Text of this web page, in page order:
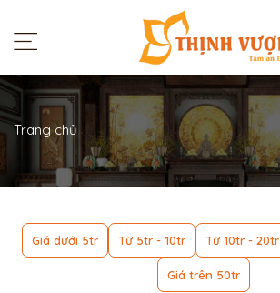
Trang chủ
Giá dưới 5tr Từ 5tr - 10tr Từ 10tr - 20tr
Giá trên 50tr